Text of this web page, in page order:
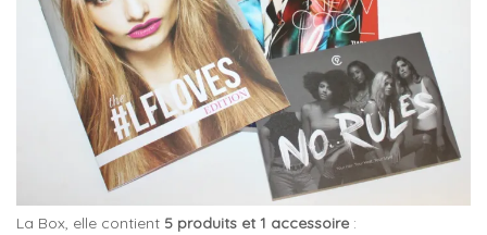
La Box, elle contient 5 produits et 1 accessoire :